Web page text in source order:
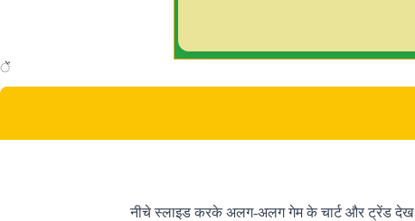
ें
नीचे स्लाइड करके अलग-अलग गेम के चार्ट और ट्रेंड देख